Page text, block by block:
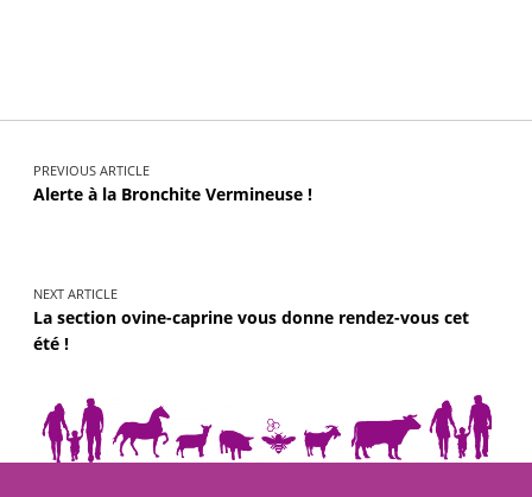
PREVIOUS ARTICLE
Alerte à la Bronchite Vermineuse !
NEXT ARTICLE
La section ovine-caprine vous donne rendez-vous cet
été !